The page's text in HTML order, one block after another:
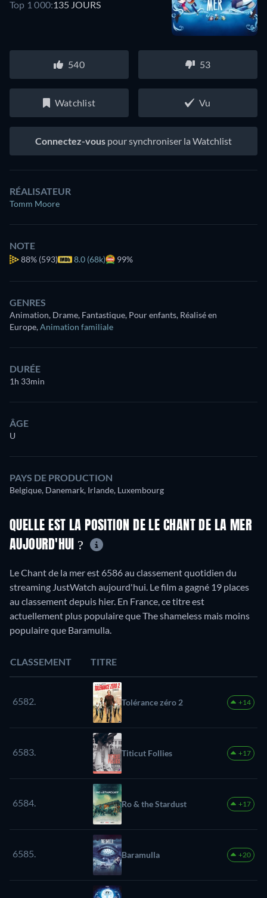
Top 1 000:135 JOURS
540 53
Watchlist Vu
Connectez-vous pour synchroniser la Watchlist
RÉALISATEUR
Tomm Moore
NOTE
88% (593) 8.0 (68k) 99%
GENRES
Animation, Drame, Fantastique, Pour enfants, Réalisé en
Europe,Animation familiale
DURÉE
1h 33min
ÂGE
U
PAYS DE PRODUCTION
Belgique, Danemark, Irlande, Luxembourg
QUELLE EST LA POSITION DE LE CHANT DE LA MER
AUJOURD'HUI ?
Le Chant de la mer est 6586 au classement quotidien du
streaming JustWatch aujourd'hui. Le film a gagné 19 places
au classement depuis hier. En France, ce titre est
actuellement plus populaire que The shameless mais moins
populaire que Baramulla.
CLASSEMENT TITRE
6582. Tolérance zéro 2 +14
6583. Titicut Follies +17
6584. Ro & the Stardust +17
6585. Baramulla +20